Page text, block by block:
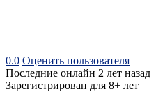
0.0 Оценить пользователя
Последние онлайн 2 лет назад
Зарегистрирован для 8+ лет